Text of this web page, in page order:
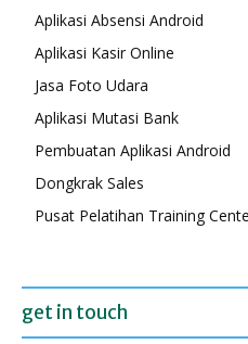
Aplikasi Absensi Android
Aplikasi Kasir Online
Jasa Foto Udara
Aplikasi Mutasi Bank
Pembuatan Aplikasi Android
Dongkrak Sales
Pusat Pelatihan Training
get in touch